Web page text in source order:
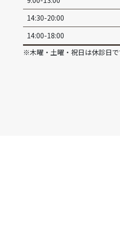
14:30-20:00
14:00-18:00
※木曜・土曜・祝日は休診日で